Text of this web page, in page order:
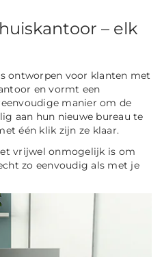
– elk
ontworpen voor klanten met
en vormt een
manier om de
aan hun nieuwe bureau te
één klik zijn ze klaar.
vrijwel onmogelijk is om
zo eenvoudig als met je